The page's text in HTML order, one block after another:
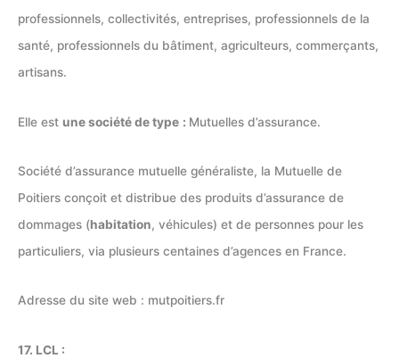
professionnels, collectivités, entreprises, professionnels de la
santé, professionnels du bâtiment, agriculteurs, commerçants,
artisans.
Elle est une société de type : Mutuelles d’assurance.
Société d’assurance mutuelle généraliste, la Mutuelle de
Poitiers conçoit et distribue des produits d’assurance de
dommages (habitation, véhicules) et de personnes pour les
particuliers, via plusieurs centaines d’agences en France.
Adresse du site web : mutpoitiers.fr
17. LCL :